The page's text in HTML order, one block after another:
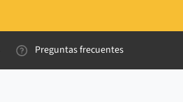
Preguntas frecuentes